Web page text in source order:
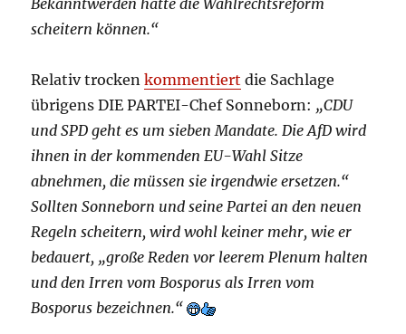
Bekanntwerden hätte die Wahlrechtsreform
scheitern können.“
Relativ trockenkommentiert die Sachlage
übrigens DIE PARTEI-Chef Sonneborn: „CDU
und SPD geht es um sieben Mandate. Die AfD wird
ihnen in der kommenden EU-Wahl Sitze
abnehmen, die müssen sie irgendwie ersetzen.“
Sollten Sonneborn und seine Partei an den neuen
Regeln scheitern, wird wohl keiner mehr, wie er
bedauert, „große Reden vor leerem Plenum halten
und den Irren vom Bosporus als Irren vom
Bosporus bezeichnen.“